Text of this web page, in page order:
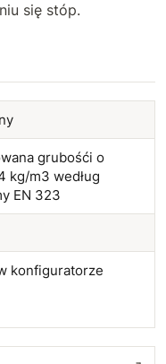
się stóp.
grubośći o
kg/m3 według
EN 323
konfiguratorze